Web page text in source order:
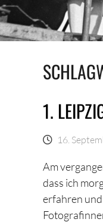
1.
16.
Am
dass ich
erfahren und